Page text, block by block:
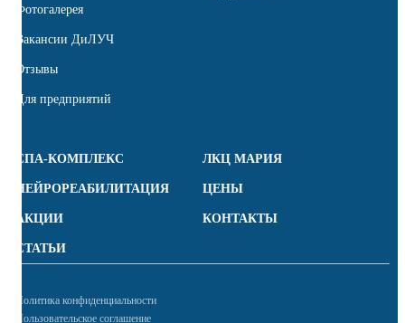
Фотогалерея
Вакансии ДиЛУЧ
Отзывы
Для предприятий
СПА-КОМПЛЕКС ЛКЦ МАРИЯ
НЕЙРОРЕАБИЛИТАЦИЯ ЦЕНЫ
АКЦИИ КОНТАКТЫ
СТАТЬИ
Политика конфиденциальности
Пользовательское соглашение